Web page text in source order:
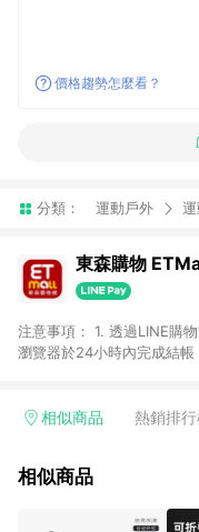
價格趨勢怎麼看？
分類： 運動戶外
東森購物
注意事項： 1. 透過LINE購
瀏覽器於24小時內完成結
單，皆不在點數回饋範圍內
球嚴選、商城、專案商品、
回饋。 5. 點數回饋會扣除
相似商品 熱銷排
相似商品